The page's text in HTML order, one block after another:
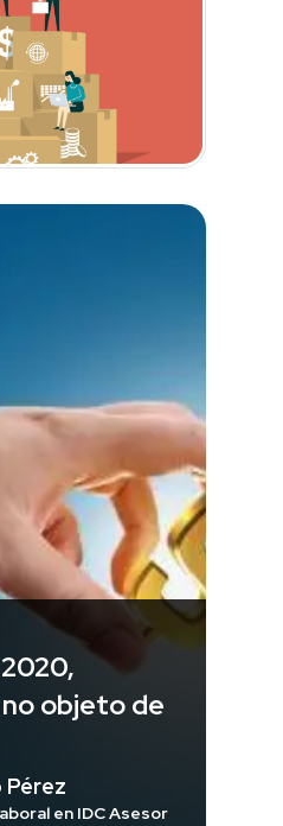
objeto de
Pérez
en IDC Asesor